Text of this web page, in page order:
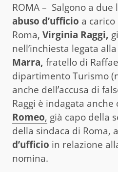
ROMA – Salgono a
abuso d’ufficio a
Roma, Virginia Raggi,
nell’inchiesta legata
Marra, fratello di
dipartimento Turismo
anche dell’accusa di
Raggi è indagata anche
Romeo, già capo della
della sindaca di Roma,
d’ufficio in relazione
nomina.